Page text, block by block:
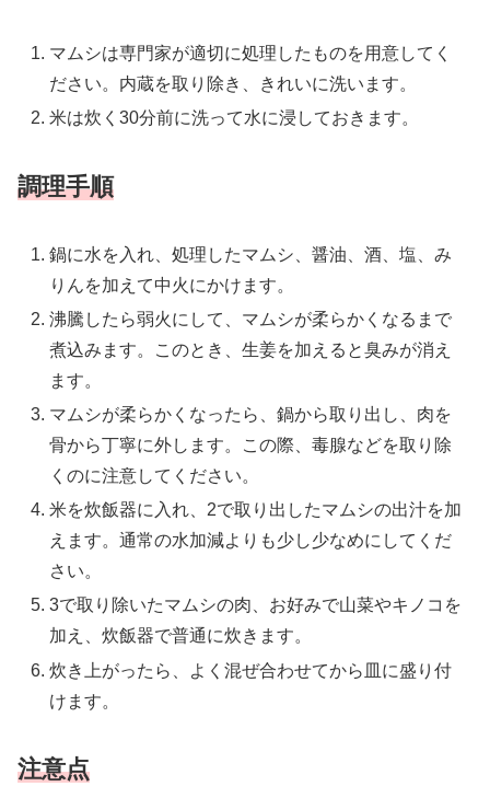
マムシは専門家が適切に処理したものを用意してく
ださい。内蔵を取り除き、きれいに洗います。
米は炊く30分前に洗って水に浸しておきます。
調理手順
鍋に水を入れ、処理したマムシ、醤油、酒、塩、み
りんを加えて中火にかけます。
沸騰したら弱火にして、マムシが柔らかくなるまで
煮込みます。このとき、生姜を加えると臭みが消え
ます。
マムシが柔らかくなったら、鍋から取り出し、肉を
骨から丁寧に外します。この際、毒腺などを取り除
くのに注意してください。
米を炊飯器に入れ、2で取り出したマムシの出汁を加
えます。通常の水加減よりも少し少なめにしてくだ
さい。
3で取り除いたマムシの肉、お好みで山菜やキノコを
加え、炊飯器で普通に炊きます。
炊き上がったら、よく混ぜ合わせてから皿に盛り付
けます。
注意点